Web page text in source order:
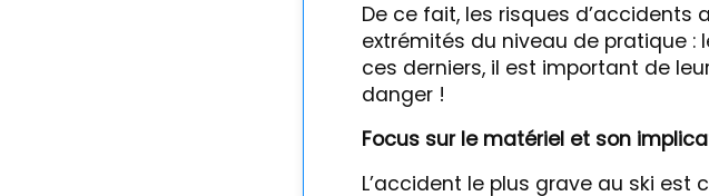
De ce fait, les risques d’accidents
extrémités du niveau de pratique :
ces derniers, il est important de
danger !
Focus sur le matériel et son
L’accident le plus grave au ski